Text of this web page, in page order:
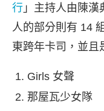
行 」主持人由陳
人的部分則有 14
東跨年卡司，並且
Girls 女聲
那屋瓦少女隊